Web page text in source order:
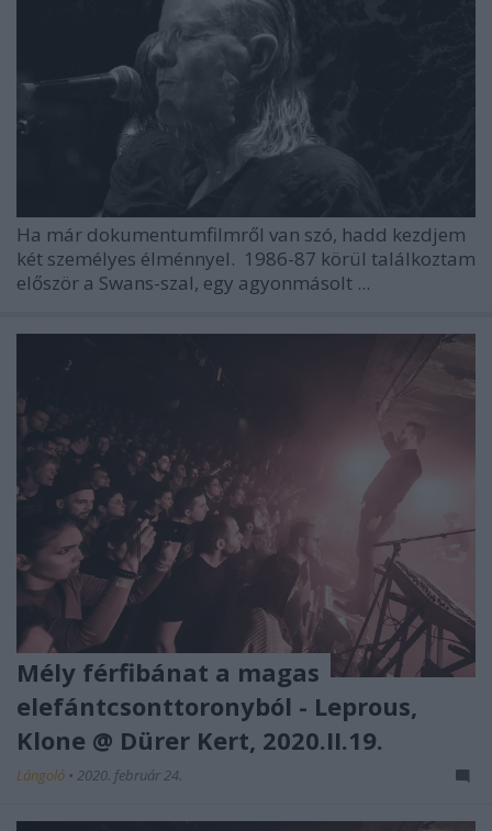
Ha már dokumentumfilmről van szó, hadd kezdjem
két személyes élménnyel. 1986-87 körül találkoztam
először a Swans-szal, egy agyonmásolt ...
Mély férfibánat a magas
elefántcsonttoronyból - Leprous,
Klone @ Dürer Kert, 2020.II.19.
Lángoló • 2020. február 24.